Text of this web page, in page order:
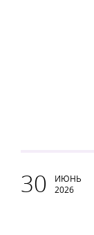
30
ИЮНЬ
2026